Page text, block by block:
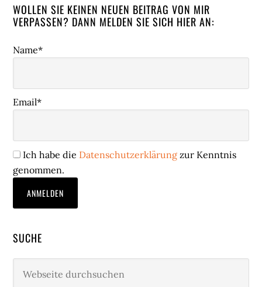
WOLLEN SIE KEINEN NEUEN BEITRAG VON MIR
VERPASSEN? DANN MELDEN SIE SICH HIER AN:
Name*
Email*
Ich habe die Datenschutzerklärung zur Kenntnis
genommen.
SUCHE
durchsuchen